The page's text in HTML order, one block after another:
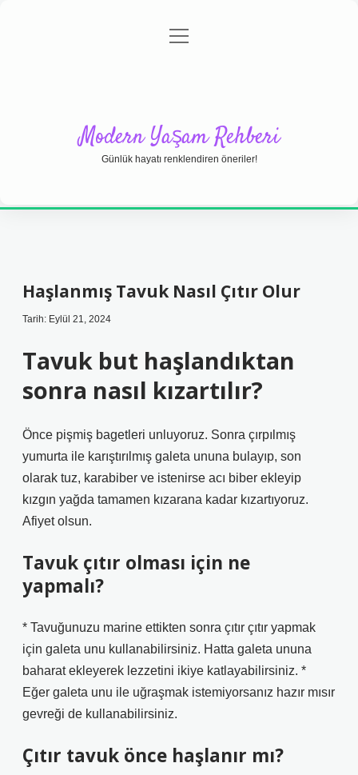
Gizlilik Politikası
menüyü
Modern Yaşam Rehberi
Günlük hayatı renklendiren öneriler!
Haşlanmış Tavuk Nasıl Çıtır Olur
Tarih: Eylül 21, 2024
Tavuk but haşlandıktan
sonra nasıl kızartılır?
Önce pişmiş bagetleri unluyoruz. Sonra çırpılmış
yumurta ile karıştırılmış galeta ununa bulayıp, son
olarak tuz, karabiber ve istenirse acı biber ekleyip
kızgın yağda tamamen kızarana kadar kızartıyoruz.
Afiyet olsun.
Tavuk çıtır olması için ne
yapmalı?
* Tavuğunuzu marine ettikten sonra çıtır çıtır yapmak
için galeta unu kullanabilirsiniz. Hatta galeta ununa
baharat ekleyerek lezzetini ikiye katlayabilirsiniz. *
Eğer galeta unu ile uğraşmak istemiyorsanız hazır mısır
gevreği de kullanabilirsiniz.
Çıtır tavuk önce haşlanır mı?